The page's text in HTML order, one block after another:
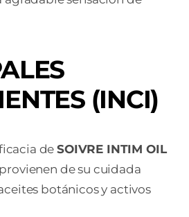
(INCI)
deSOIVRE INTIM OIL
de su cuidada
botánicos y activos